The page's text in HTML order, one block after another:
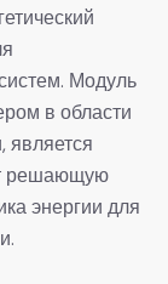
Модуль
в области
является
решающую
энергии для